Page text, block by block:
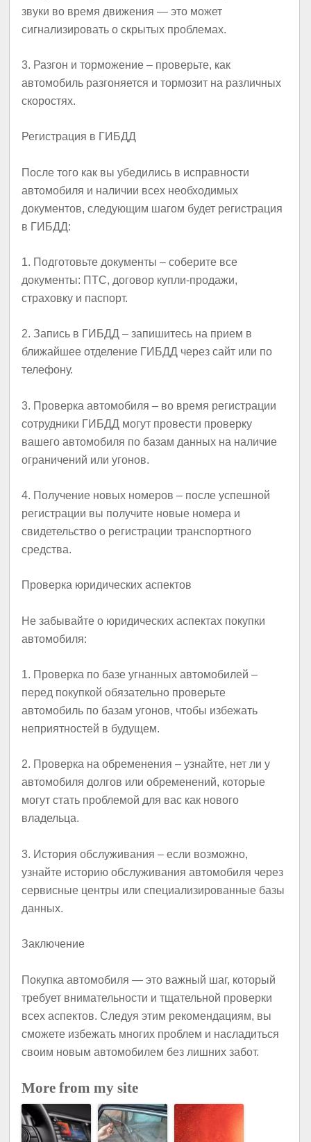
звуки во время движения — это может
сигнализировать о скрытых проблемах.
3. Разгон и торможение – проверьте, как
автомобиль разгоняется и тормозит на различных
скоростях.
Регистрация в ГИБДД
После того как вы убедились в исправности
автомобиля и наличии всех необходимых
документов, следующим шагом будет регистрация
в ГИБДД:
1. Подготовьте документы – соберите все
документы: ПТС, договор купли-продажи,
страховку и паспорт.
2. Запись в ГИБДД – запишитесь на прием в
ближайшее отделение ГИБДД через сайт или по
телефону.
3. Проверка автомобиля – во время регистрации
сотрудники ГИБДД могут провести проверку
вашего автомобиля по базам данных на наличие
ограничений или угонов.
4. Получение новых номеров – после успешной
регистрации вы получите новые номера и
свидетельство о регистрации транспортного
средства.
Проверка юридических аспектов
Не забывайте о юридических аспектах покупки
автомобиля:
1. Проверка по базе угнанных автомобилей –
перед покупкой обязательно проверьте
автомобиль по базам угонов, чтобы избежать
неприятностей в будущем.
2. Проверка на обременения – узнайте, нет ли у
автомобиля долгов или обременений, которые
могут стать проблемой для вас как нового
владельца.
3. История обслуживания – если возможно,
узнайте историю обслуживания автомобиля через
сервисные центры или специализированные базы
данных.
Заключение
Покупка автомобиля — это важный шаг, который
требует внимательности и тщательной проверки
всех аспектов. Следуя этим рекомендациям, вы
сможете избежать многих проблем и насладиться
своим новым автомобилем без лишних забот.
More from my site